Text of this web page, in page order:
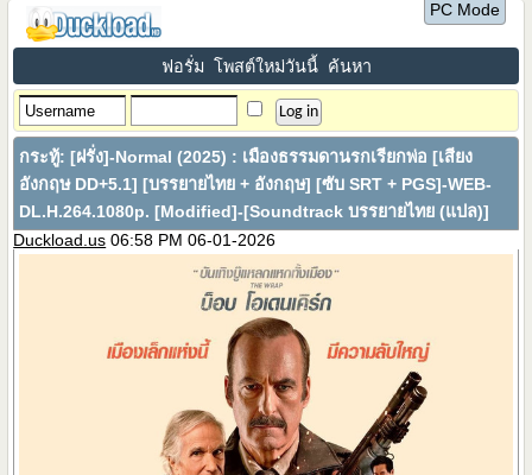
PC Mode
ฟอรั่ม โพสต์ใหม่วันนี้ ค้นหา
กระทู้:[ฝรั่ง]-Normal (2025) : เมืองธรรมดานรกเรียกพ่อ [เสียง
อังกฤษ DD+5.1] [บรรยายไทย + อังกฤษ] [ซับ SRT + PGS]-WEB-
DL.H.264.1080p. [Modified]-[Soundtrack บรรยายไทย (แปล)]
Duckload.us 06:58 PM 06-01-2026